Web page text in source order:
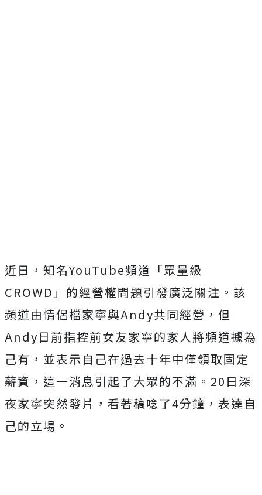
近日，知名YouTube頻道「眾量級
CROWD」的經營權問題引發廣泛關注。該
頻道由情侶檔家寧與Andy共同經營，但
Andy日前指控前女友家寧的家人將頻道據為
己有，並表示自己在過去十年中僅領取固定
薪資，這一消息引起了大眾的不滿。20日深
夜家寧突然發片，看著稿唸了4分鐘，表達自
己的立場。